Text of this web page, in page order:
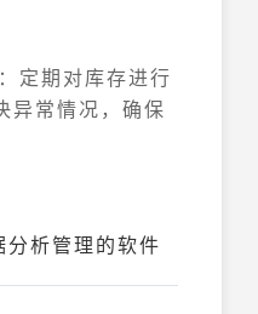
定期对库存进行
异常情况，确保
析管理的软件